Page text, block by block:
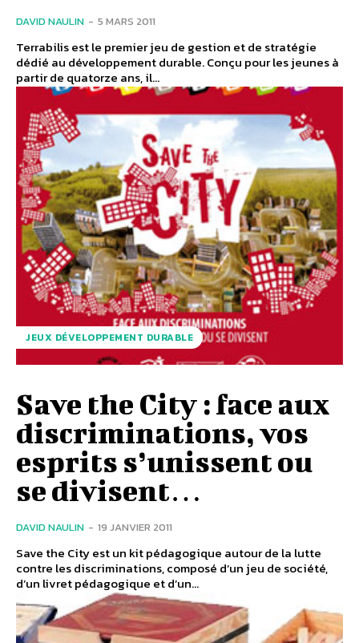
DAVID NAULIN - 5 MARS 2011
Terrabilis est le premier jeu de gestion et de stratégie
dédié au développement durable. Conçu pour les jeunes à
partir de quatorze ans, il...
JEUX DÉVELOPPEMENT DURABLE
Save the City : face aux
discriminations, vos
esprits s’unissent ou
se divisent…
DAVID NAULIN - 19 JANVIER 2011
Save the City est un kit pédagogique autour de la lutte
contre les discriminations, composé d’un jeu de société,
d’un livret pédagogique et d’un...